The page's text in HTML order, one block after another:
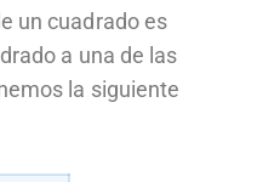
un cuadrado es
a una de las
la siguiente